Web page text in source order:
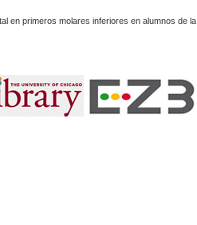
en primeros molares inferiores en alumnos de la